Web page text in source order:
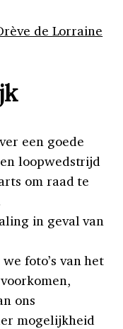
de Lorraine
een goede
loopwedstrijd
om raad te
in geval van
foto’s van het
ons
mogelijkheid